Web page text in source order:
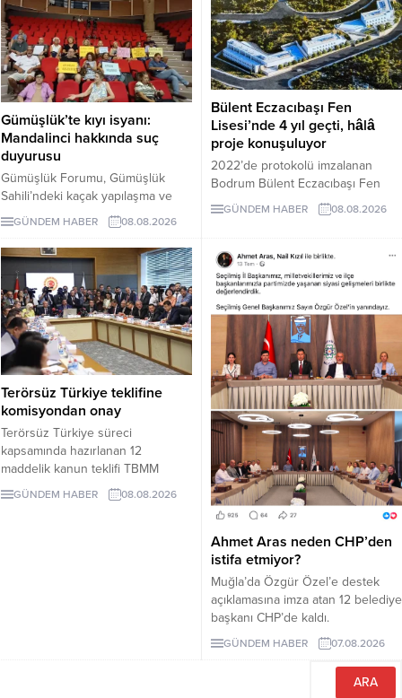
Gümüşlük’te kıyı isyanı:
Mandalinci hakkında suç
duyurusu
Gümüşlük Forumu, Gümüşlük
Sahili’ndeki kaçak yapılaşma ve
Çayıraltı Halk Plajı’ndaki işgal
iddiaları nedeniyle Bodrum
Belediye Başkanı Tamer
Mandalinci hakkında suç
duyurusunda bulundu.
GÜNDEM HABER 08.08.2026
Bülent Eczacıbaşı Fen
Lisesi’nde 4 yıl geçti, hâlâ
proje konuşuluyor
2022’de protokolü imzalanan
Bodrum Bülent Eczacıbaşı Fen
Lisesi için dört yıl sonra hâlâ proje
süreci görüşülüyor. Okulun ne
kabul edeceği belirsiz.
GÜNDEM HABER 08.08.2026
Terörsüz Türkiye teklifine
komisyondan onay
Terörsüz Türkiye süreci
kapsamında hazırlanan 12
maddelik kanun teklifi TBMM
Adalet Komisyonunda kabul edildi.
Teklif 5 ve 10 yıllık erteleme
GÜNDEM HABER 08.08.2026
Ahmet Aras neden CHP’den
istifa etmiyor?
Muğla’da Özgür Özel’e destek
açıklamasına imza atan 12 belediye
başkanı CHP’de kaldı.
Milletvekilleri Yeni Parti’ye
geçerken belediye başkanlarının
tutumu ve CHP yönetiminin
GÜNDEM HABER 07.08.2026